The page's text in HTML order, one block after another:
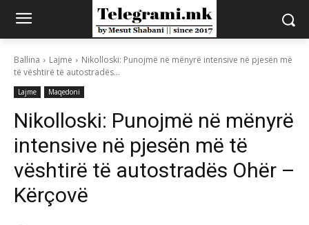
Ballina Lajme
Nikolloski: Punojmë në mënyrë intensive në pjesën më
të vështirë të autostradës...
Lajme Maqedoni
Nikolloski: Punojmë në mënyrë
intensive në pjesën më të
vështirë të autostradës Ohër –
Kërçovë